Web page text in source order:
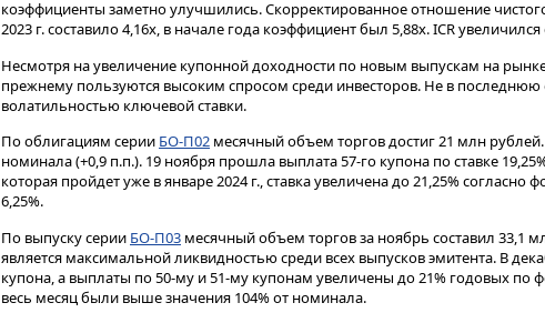
коэффициенты заметно улучшились. Скорректированное отношение
2023 г. составило 4,16х, в начале года коэффициент был 5,88х. ICR увеличился
Несмотря на увеличение купонной доходности по новым выпускам на
прежнему пользуются высоким спросом среди инвесторов. Не в последнюю
волатильностью ключевой ставки.
По облигациям серии БО-П02 месячный объем торгов достиг 21 млн рублей.
номинала (+0,9 п.п.). 19 ноября прошла выплата 57-го купона по ставке
которая пройдет уже в январе 2024 г., ставка увеличена до 21,25% согласно
6,25%.
По выпуску серии БО-П03 месячный объем торгов за ноябрь составил 33,1
является максимальной ликвидностью среди всех выпусков эмитента. В
купона, а выплаты по 50-му и 51-му купонам увеличены до 21% годовых по
весь месяц были выше значения 104% от номинала.